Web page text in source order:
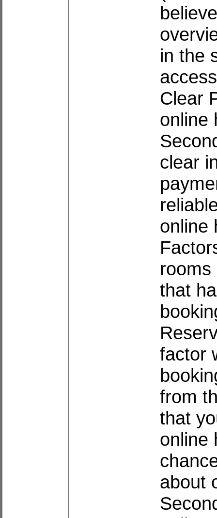
in the
Clear
online
clear
online
rooms
that
factor
from
that
online
about